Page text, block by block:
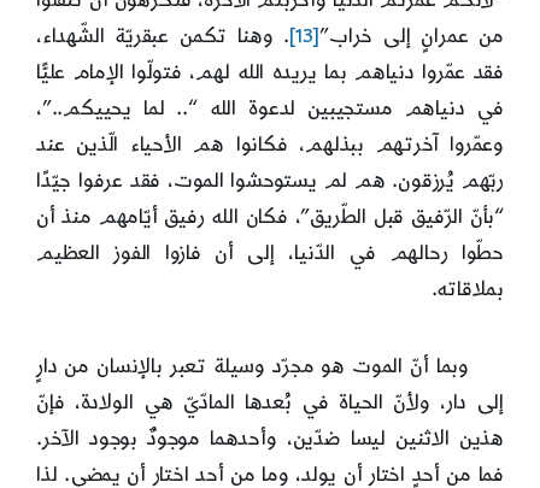
من عمرانٍ إلى خراب”[13]
. وهنا تكمن عبقريّة الشّهداء،
فقد عمّروا دنياهم بما يريده الله لهم، فتولّوا الإمام عليًّا
في دنياهم مستجيبين لدعوة الله “.. لما يحييكم..”،
وعمّروا آخرتهم ببذلهم، فكانوا هم الأحياء الّذين عند
ربّهم يُرزقون. هم لم يستوحشوا الموت، فقد عرفوا جيّدًا
“بأنّ الرّفيق قبل الطّريق”، فكان الله رفيق أيّامهم منذ أن
حطّوا رحالهم في الدّنيا، إلى أن فازوا الفوز العظيم
بملاقاته.
وبما أنّ الموت هو مجرّد وسيلة تعبر بالإنسان من دارٍ
إلى دار، ولأنّ الحياة في بُعدها المادّيّ هي الولادة، فإنّ
هذين الاثنين ليسا ضدّين، وأحدهما موجودٌ بوجود الآخر.
فما من أحدٍ اختار أن يولد، وما من أحد اختار أن يمضي. لذا